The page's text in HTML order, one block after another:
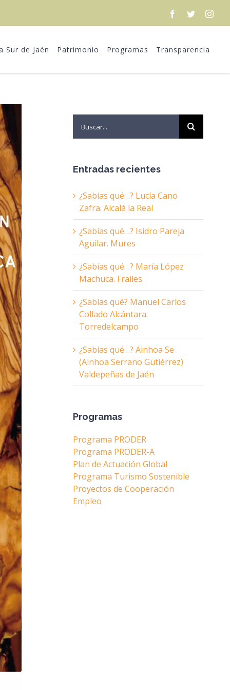
Facebook
Twitter
Sur de Jaén Patrimonio Programas Transparencia
for:
Entradas recientes
¿Sabías qué…? Lucía Cano
Zafra. Alcalá la Real
¿Sabías qué…? Isidro Pareja
Aguilar. Mures
¿Sabías qué…? María López
Machuca. Frailes
¿Sabías qué? Manuel Carlos
Collado Alcántara.
Torredelcampo
¿Sabías qué…? Ainhoa Se
(Ainhoa Serrano Gutiérrez)
Valdepeñas de Jaén
Programas
Programa PRODER
Programa PRODER-A
Plan de Actuación Global
Programa Turismo Sostenible
Proyectos de Cooperación
Empleo